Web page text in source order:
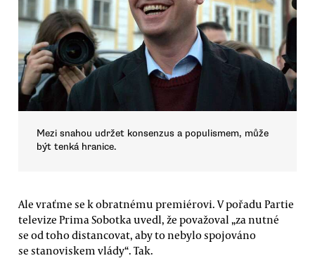
Mezi snahou udržet konsenzus a populismem, může
být tenká hranice.
Ale vraťme se k obratnému premiérovi. V pořadu Partie
televize Prima Sobotka uvedl, že považoval „za nutné
se od toho distancovat, aby to nebylo spojováno
se stanoviskem vlády“. Tak.